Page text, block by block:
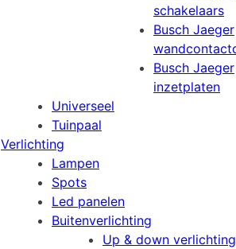
schakelaars
Busch Jaeger
Busch Jaeger
inzetplaten
Universeel
Tuinpaal
Verlichting
Lampen
Spots
Led panelen
Buitenverlichting
Up & down verlichting